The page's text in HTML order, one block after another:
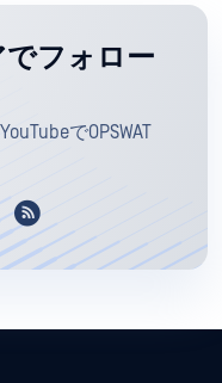
フォロー
でOPSWAT